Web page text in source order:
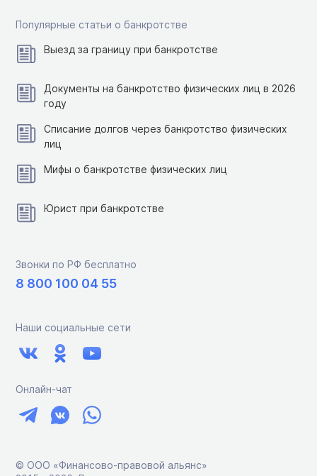
Популярные статьи о банкротстве
Выезд за границу при банкротстве
Документы на банкротство физических лиц в 2026
году
Списание долгов через банкротство физических
лиц
Мифы о банкротстве физических лиц
Юрист при банкротстве
Звонки по РФ бесплатно
8 800 100 04 55
Наши социальные сети
Онлайн-чат
© ООО «Финансово-правовой альянс»